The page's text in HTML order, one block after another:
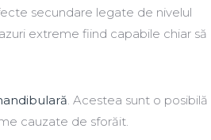
secundare legate de nivelul
extreme fiind capabile chiar să
. Acestea sunt o posibilă
cauzate de sforăit.